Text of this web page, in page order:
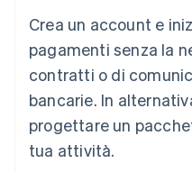
Crea un account e
pagamenti senza la
contratti o di
bancarie. In
progettare un
tua attività.
DeutschEnglish
Lituania
Français DeutschEnglish
Malaysia
English 简体中文
Malta